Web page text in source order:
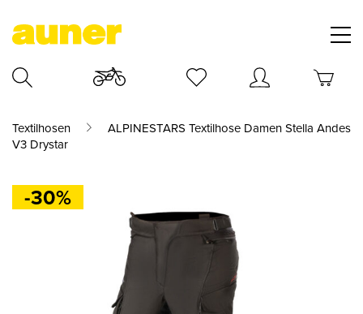
Textilhosen
ALPINESTARS Textilhose Damen Stella Andes
V3 Drystar
-30%